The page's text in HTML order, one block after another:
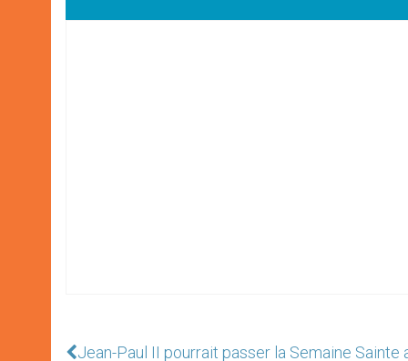
Jean-Paul II pourrait passer la Semaine Sainte